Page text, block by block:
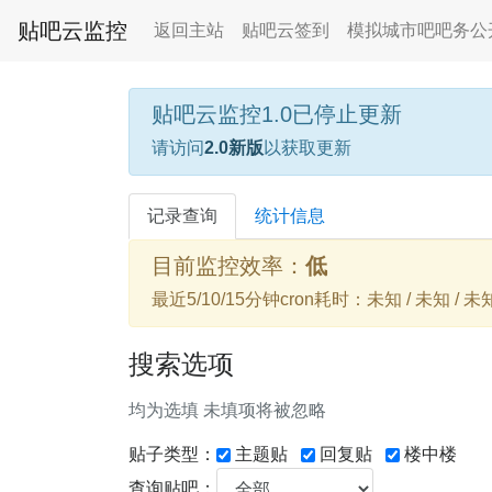
贴吧云监控 返回主站 贴吧云签到 模拟城市吧吧务公
贴吧云监控1.0已停止更新
请访问2.0新版 以获取更新
记录查询 统计信息
目前监控效率： 低
最近5/10/15分钟cron耗时：未知 / 未知 / 未
搜索选项
均为选填 未填项将被忽略
贴子类型： 主题贴 回复贴
楼中楼
查询贴吧：